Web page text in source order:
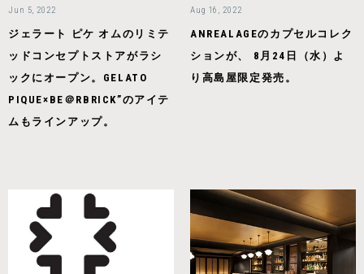
Jun 5, 2022
ジェラート ピケ オムのリミテ
ッドコンセプトストアがラシ
ックにオープン。GELATO
PIQUE×BE＠RBRICK”のアイテ
ムもラインアップ。
Aug 16, 2022
ANREALAGEのカプセルコレク
ションが、 8月24日（水）よ
り高島屋限定発売。